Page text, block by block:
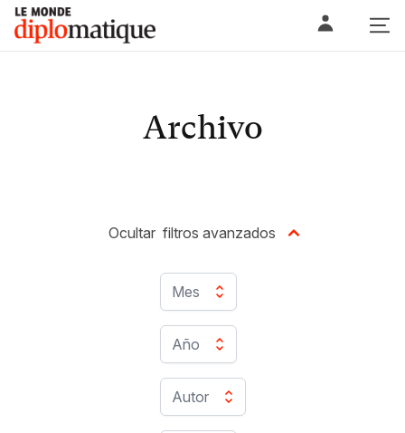
Skip
content
Le monde diplomatique
Archivo
Mes
Año
Autor
Ocultar filtros avanzados